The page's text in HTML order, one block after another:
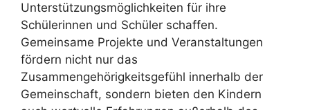
Unterstützungsmöglichkeiten für ihre
Schülerinnen und Schüler schaffen.
Gemeinsame Projekte und Veranstaltungen
fördern nicht nur das
Zusammengehörigkeitsgefühl innerhalb der
Gemeinschaft, sondern bieten den Kindern